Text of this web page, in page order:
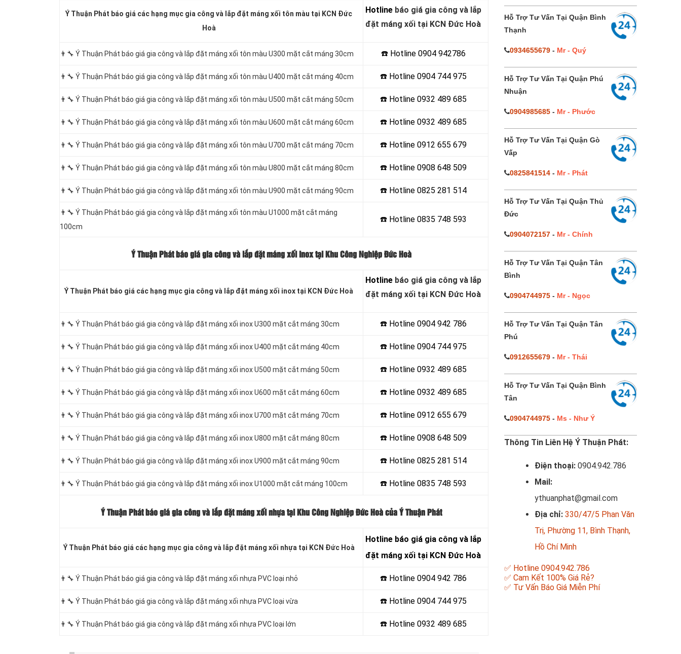
Ý Thuận Phát báo giá các hạng mục gia công và lắp đặt máng xối tôn màu tại KCN Đức
Hoà
Hotlinebáo giá gia công và lắp
đặt máng xối tại KCN Đức Hoà
👨‍🔧 Ý Thuận Phát báo giá gia công và lắp đặt máng xối tôn màu U300 mặt cắt máng 30cm ☎️ Hotline 0904 942786
👨‍🔧 Ý Thuận Phát báo giá gia công và lắp đặt máng xối tôn màu U400 mặt cắt máng 40cm ☎️ Hotline 0904 744 975
👨‍🔧 Ý Thuận Phát báo giá gia công và lắp đặt máng xối tôn màu U500 mặt cắt máng 50cm ☎️ Hotline 0932 489 685
👨‍🔧 Ý Thuận Phát báo giá gia công và lắp đặt máng xối tôn màu U600 mặt cắt máng 60cm ☎️ Hotline0932 489 685
👨‍🔧 Ý Thuận Phát báo giá gia công và lắp đặt máng xối tôn màu U700 mặt cắt máng 70cm ☎️ Hotline0912 655 679
👨‍🔧 Ý Thuận Phát báo giá gia công và lắp đặt máng xối tôn màu U800 mặt cắt máng 80cm ☎️ Hotline 0908 648 509
👨‍🔧 Ý Thuận Phát báo giá gia công và lắp đặt máng xối tôn màu U900 mặt cắt máng 90cm ☎️ Hotline0825 281 514
👨‍🔧 Ý Thuận Phát báo giá gia công và lắp đặt máng xối tôn màu U1000 mặt cắt máng
100cm
☎️ Hotline0835 748 593
Ý Thuận Phát báo giá gia công và lắp đặt máng xối inox tại Khu Công Nghiệp Đức Hoà
Ý Thuận Phát báo giá các hạng mục gia công và lắp đặt máng xối inox tại KCN Đức Hoà
Hotlinebáo giá gia công và lắp
đặt máng xối tại KCN Đức Hoà
👨‍🔧 Ý Thuận Phát báo giá gia công và lắp đặt máng xối inox U300 mặt cắt máng 30cm ☎️ Hotline 0904 942 786
👨‍🔧 Ý Thuận Phát báo giá gia công và lắp đặt máng xối inox U400 mặt cắt máng 40cm ☎️ Hotline 0904 744 975
👨‍🔧 Ý Thuận Phát báo giá gia công và lắp đặt máng xối inox U500 mặt cắt máng 50cm ☎️ Hotline 0932 489 685
👨‍🔧 Ý Thuận Phát báo giá gia công và lắp đặt máng xối inox U600 mặt cắt máng 60cm ☎️ Hotline0932 489 685
👨‍🔧 Ý Thuận Phát báo giá gia công và lắp đặt máng xối inox U700 mặt cắt máng 70cm ☎️ Hotline0912 655 679
👨‍🔧 Ý Thuận Phát báo giá gia công và lắp đặt máng xối inox U800 mặt cắt máng 80cm ☎️ Hotline 0908 648 509
👨‍🔧 Ý Thuận Phát báo giá gia công và lắp đặt máng xối inox U900 mặt cắt máng 90cm ☎️ Hotline0825 281 514
👨‍🔧 Ý Thuận Phát báo giá gia công và lắp đặt máng xối inox U1000 mặt cắt máng 100cm ☎️ Hotline0835 748 593
Ý Thuận Phát báo giá gia công và lắp đặt máng xối nhựa tại Khu Công Nghiệp Đức Hoà của Ý Thuận Phát
Ý Thuận Phát báo giá các hạng mục gia công và lắp đặt máng xối nhựa tại KCN Đức Hoà
Hotlinebáo giá gia công và lắp
đặt máng xối tại KCN Đức Hoà
👨‍🔧 Ý Thuận Phát báo giá gia công và lắp đặt máng xối nhựa PVC loại nhỏ ☎️ Hotline 0904 942 786
👨‍🔧 Ý Thuận Phát báo giá gia công và lắp đặt máng xối nhựa PVC loại vừa ☎️ Hotline 0904 744 975
👨‍🔧 Ý Thuận Phát báo giá gia công và lắp đặt máng xối nhựa PVC loại lớn ☎️ Hotline 0932 489 685
Hỗ Trợ Tư Vấn Tại Quận Bình
Thạnh
0934655679- Mr - Quý
Hỗ Trợ Tư Vấn Tại Quận Phú
Nhuận
0904985685- Mr - Phước
Hỗ Trợ Tư Vấn Tại Quận Gò
Vấp
0825841514- Mr - Phát
Hỗ Trợ Tư Vấn Tại Quận Thủ
Đức
0904072157- Mr - Chính
Hỗ Trợ Tư Vấn Tại Quận Tân
Bình
0904744975- Mr - Ngọc
Hỗ Trợ Tư Vấn Tại Quận Tân
Phú
0912655679- Mr - Thái
Hỗ Trợ Tư Vấn Tại Quận Bình
Tân
0904744975- Ms - Như Ý
Thông Tin Liên Hệ Ý Thuận Phát:
Điện thoại: 0904.942.786
Mail:
ythuanphat@gmail.com
Địa chỉ: 330/47/5 Phan Văn
Trị, Phường 11, Bình Thạnh,
Hồ Chí Minh
✅ Hotline 0904.942.786
✅ Cam Kết 100% Giá Rẻ?
✅ Tư Vấn Báo Giá Miễn Phí